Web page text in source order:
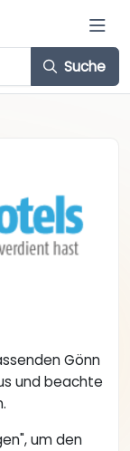
Suche
Gönn
und beachte
um den